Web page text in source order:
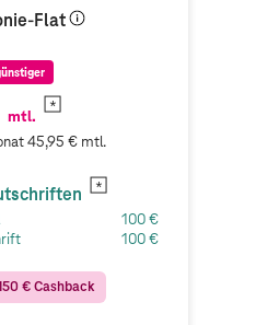
Flat
mtl.
45,95 € mtl.
100 €
100 €
€ Cashback